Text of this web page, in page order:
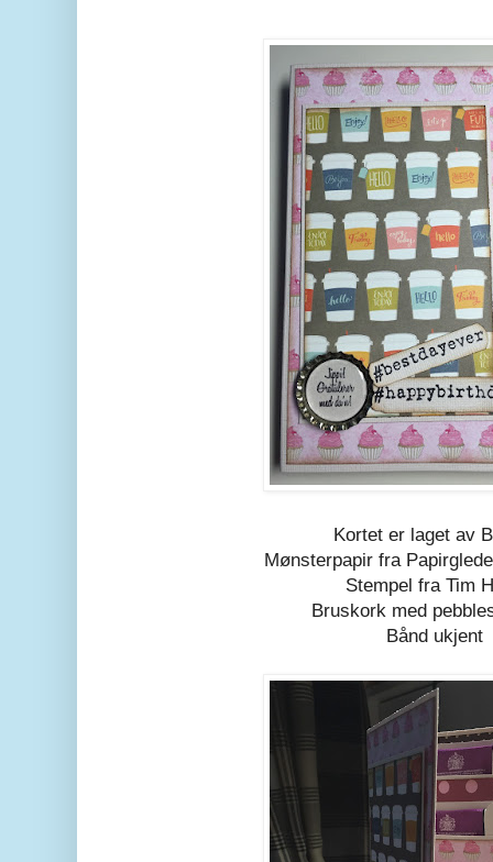
Kortet er laget av
Mønsterpapir fra
Stempel fra Tim
Bruskork med
Bånd ukjent